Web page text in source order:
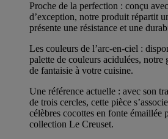
Proche de la perfection : conçu
d’exception, notre produit répartit
présente une résistance et une
Les couleurs de l’arc-en-ciel :
palette de couleurs acidulées, notre
de fantaisie à votre cuisine.
Une référence actuelle : avec son
de trois cercles, cette pièce
célèbres cocottes en fonte émaillée
collection Le Creuset.